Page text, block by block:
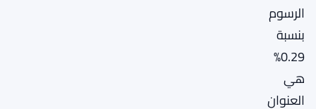
الرسوم
بنسبة
0.29%
هي
العنوان